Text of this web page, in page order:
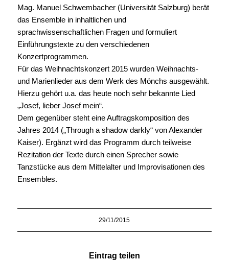
Mag. Manuel Schwembacher (Universität Salzburg) berät
das Ensemble in inhaltlichen und
sprachwissenschaftlichen Fragen und formuliert
Einführungstexte zu den verschiedenen
Konzertprogrammen.
Für das Weihnachtskonzert 2015 wurden Weihnachts-
und Marienlieder aus dem Werk des Mönchs ausgewählt.
Hierzu gehört u.a. das heute noch sehr bekannte Lied
„Josef, lieber Josef mein“.
Dem gegenüber steht eine Auftragskomposition des
Jahres 2014 („Through a shadow darkly“ von Alexander
Kaiser). Ergänzt wird das Programm durch teilweise
Rezitation der Texte durch einen Sprecher sowie
Tanzstücke aus dem Mittelalter und Improvisationen des
Ensembles.
29/11/2015
Eintrag teilen